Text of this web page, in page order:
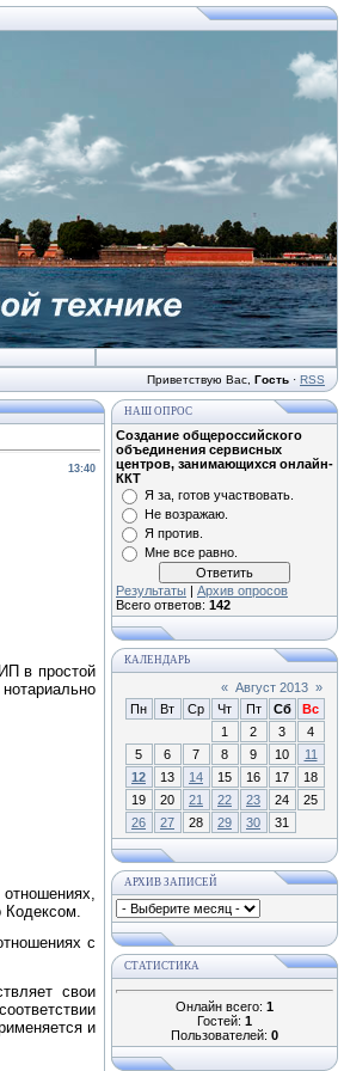
Приветствую Вас Гость · RSS
13:40
в простой
Кодексом.
с
свои
и
НАШ ОПРОС
Создание общероссийского
объединения сервисных
центров, занимающихся онлайн-
ККТ
Я за, готов участвовать.
Не возражаю.
Я против.
Мне все равно.
Результаты | Архив опросов
Всего ответов: 142
КАЛЕНДАРЬ
« Август 2013 »
Пн
Вт Ср Чт Пт Сб
Вс
1
2 3
4
5
6 7 8 9 10
11
12
13 14 15 16 17
18
19
20 21 22 23 24
25
26
27 28 29 30 31
АРХИВ ЗАПИСЕЙ
СТАТИСТИКА
Онлайн всего: 1
Гостей: 1
Пользователей: 0